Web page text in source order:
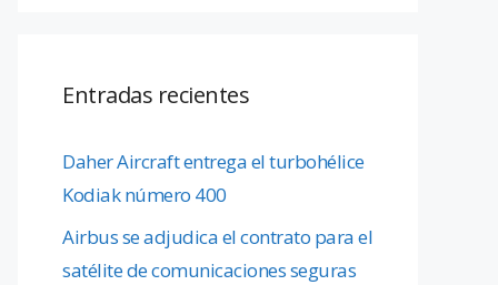
Entradas recientes
Daher Aircraft entrega el turbohélice
Kodiak número 400
Airbus se adjudica el contrato para el
satélite de comunicaciones seguras